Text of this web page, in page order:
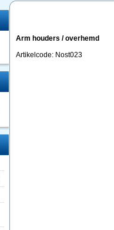
Arm houders / overhemd
Artikelcode: Nost023